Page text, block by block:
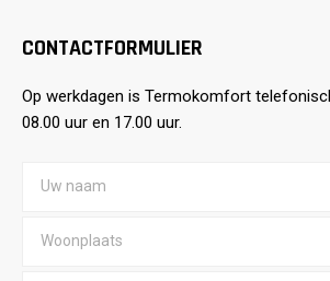
CONTACTFORMULIER
Op werkdagen is Termokomfort
08.00 uur en 17.00 uur.